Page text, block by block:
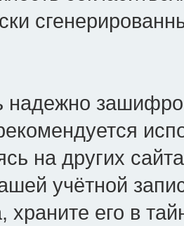
надежно
на других
учётной
храните его в